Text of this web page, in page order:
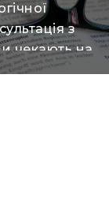
з
чекають на